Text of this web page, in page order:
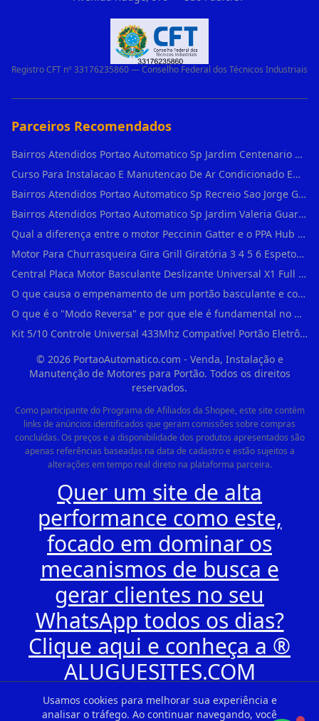
Usamos cookies para melhorar sua experiência e
analisar o tráfego. Ao continuar navegando, você
Registro CFT nº 33176235860 — Conselho Federal dos Técnicos Industriais
Parceiros Recomendados
Bairros Atendidos Portao Automatico Sp Jardim Centenario Guarulhos Sp Motor Para Portao Automatico Eletronico
Curso Para Instalacao E Manutencao De Ar Condicionado Em Sao Paulo
Bairros Atendidos Portao Automatico Sp Recreio Sao Jorge Guarulhos Sp Motor Para Portao Automatico Eletronico
Bairros Atendidos Portao Automatico Sp Jardim Valeria Guarulhos Sp Motor Para Portao Automatico Eletronico
Qual a diferença entre o motor Peccinin Gatter e o PPA Hub em Vila Romana?
Motor Para Churrasqueira Gira Grill Giratória 3 4 5 6 Espetos Gme Maxtorque Bivo em Cidade Dutra
Central Placa Motor Basculante Deslizante Universal X1 Full Range 433mhz em Vila Prudente
O que causa o empenamento de um portão basculante e como evitar em Campo Belo?
O que é o "Modo Reversa" e por que ele é fundamental no dia a dia em Itapevi?
Kit 5/10 Controle Universal 433Mhz Compatível Portão Eletrônico Garagem Residenc em Pinheiros
© 2026PortaoAutomatico.com - Venda, Instalação e
Manutenção de Motores para Portão. Todos os direitos
reservados.
Como participante do Programa de Afiliados da Shopee, este site contém
links de anúncios identificados que geram comissões sobre compras
concluídas. Os preços e a disponibilidade dos produtos apresentados são
apenas referências baseadas na data de cadastro e estão sujeitos a
alterações em tempo real direto na plataforma parceira.
Quer um site de alta
performance como este,
focado em dominar os
mecanismos de busca e
gerar clientes no seu
WhatsApp todos os dias?
Clique aqui e conheça a ®
ALUGUESITES.COM